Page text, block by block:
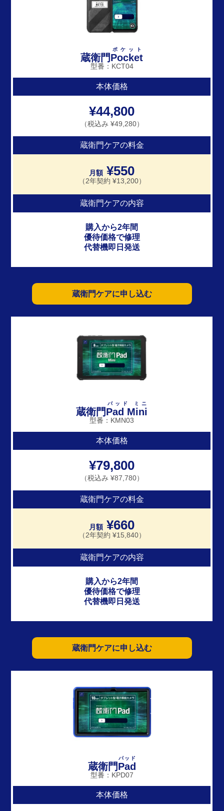
蔵衛門Pocket
ポケット
型番：KCT04
本体価格
¥44,800
（税込み ¥49,280）
蔵衛門ケアの料金
月額¥550
（2年契約 ¥13,200）
蔵衛門ケアの内容
購入から2年間
優待価格で修理
代替機即日発送
蔵衛門ケアに申し込む
蔵衛門Pad Mini
パッド ミニ
型番：KMN03
本体価格
¥79,800
（税込み ¥87,780）
蔵衛門ケアの料金
月額¥660
（2年契約 ¥15,840）
蔵衛門ケアの内容
購入から2年間
優待価格で修理
代替機即日発送
蔵衛門ケアに申し込む
蔵衛門Pad
パッド
型番：KPD07
本体価格